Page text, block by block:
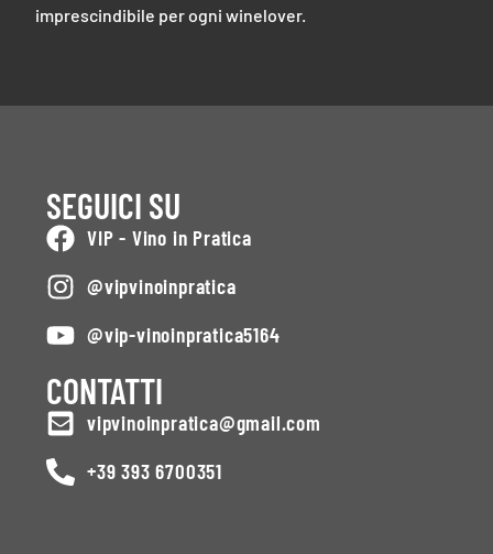
imprescindibile per ogni winelover.
SEGUICI SU
VIP - Vino in Pratica
@vipvinoinpratica
@vip-vinoinpratica5164
CONTATTI
vipvinoinpratica@gmail.com
+39 393 6700351